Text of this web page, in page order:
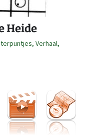
Heide
, Verhaal,